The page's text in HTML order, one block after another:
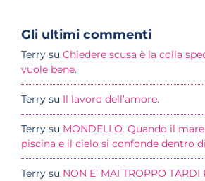
Gli ultimi commenti
Terry su Chiedere scusa è la colla
vuole bene.
Terry su Il lavoro dell’amore.
Terry su MONDELLO. Quando il
piscina e il cielo si confonde dentro
Terry su NON E’ MAI TROPPO TARDI